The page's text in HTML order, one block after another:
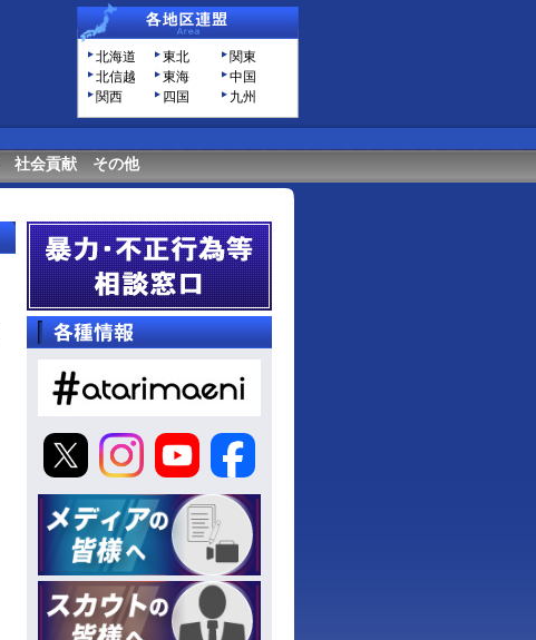
北海道 東北
関東
北信越
東海
中国
関西
四国 九州
社会貢献 その他